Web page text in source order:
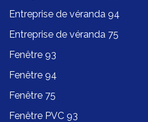
Entreprise de véranda 94
Entreprise de véranda 75
Fenêtre 93
Fenêtre 94
Fenêtre 75
Fenêtre PVC 93